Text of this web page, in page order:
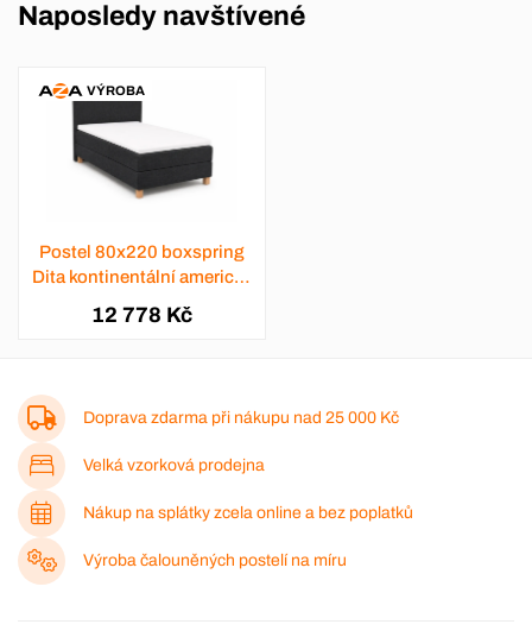
Naposledy navštívené
VÝROBA
Postel 80x220 boxspring
Dita kontinentální americká
12 778 Kč
Doprava zdarma při nákupu nad 25 000 Kč
Velká vzorková prodejna
Nákup na splátky zcela online a bez poplatků
Výroba čalouněných postelí na míru